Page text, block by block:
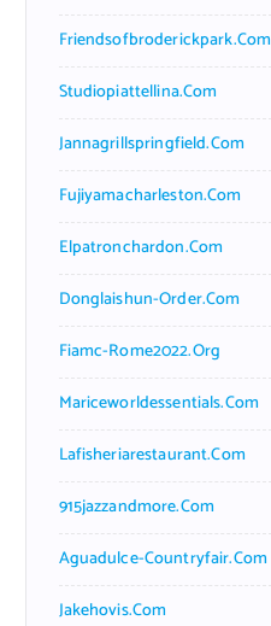
Friendsofbroderickpark.com
Studiopiattellina.com
Jannagrillspringfield.com
Fujiyamacharleston.com
Elpatronchardon.com
Donglaishun-Order.com
Fiamc-Rome2022.org
Mariceworldessentials.com
Lafisheriarestaurant.com
915jazzandmore.com
Aguadulce-Countryfair.com
Jakehovis.com